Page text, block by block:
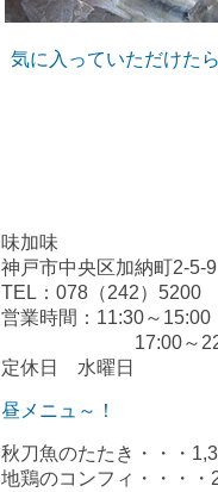
気に入っていただけた
味加味
神戸市中央区加納町2-5-9
TEL：078（242）5200
営業時間：11:30～15:00
17:00～
定休日 水曜日
昼メニュ～！
秋刀魚のたたき・・・
地鶏のコンフィ・・・・